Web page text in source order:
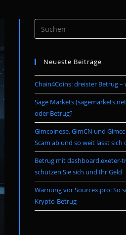
umschalten
Neueste Beiträge
Chain4Coins: dreister Betrug
Sage Markets
oder Betrug?
Gimcoinese, GimCN und
Scam ab und so weit lässt sich
Betrug mit dashboard.exeter-
schützen Sie sich und Ihr Geld
Warnung vor Sourcex.pro: So
Krypto-Betrug